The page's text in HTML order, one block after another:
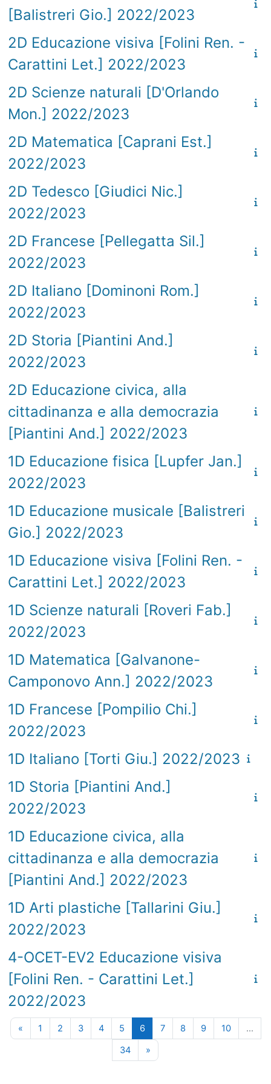
[Balistreri Gio.] 2022/2023
2D Educazione visiva [Folini Ren. -
Carattini Let.] 2022/2023
2D Scienze naturali [D'Orlando
Mon.] 2022/2023
2D Matematica [Caprani Est.]
2022/2023
2D Tedesco [Giudici Nic.]
2022/2023
2D Francese [Pellegatta Sil.]
2022/2023
2D Italiano [Dominoni Rom.]
2022/2023
2D Storia [Piantini And.]
2022/2023
2D Educazione civica, alla
cittadinanza e alla democrazia
[Piantini And.] 2022/2023
1D Educazione fisica [Lupfer Jan.]
2022/2023
1D Educazione musicale [Balistreri
Gio.] 2022/2023
1D Educazione visiva [Folini Ren. -
Carattini Let.] 2022/2023
1D Scienze naturali [Roveri Fab.]
2022/2023
1D Matematica [Galvanone-
Camponovo Ann.] 2022/2023
1D Francese [Pompilio Chi.]
2022/2023
1D Italiano [Torti Giu.] 2022/2023
1D Storia [Piantini And.]
2022/2023
1D Educazione civica, alla
cittadinanza e alla democrazia
[Piantini And.] 2022/2023
1D Arti plastiche [Tallarini Giu.]
2022/2023
4-OCET-EV2 Educazione visiva
[Folini Ren. - Carattini Let.]
2022/2023
«Pagina precedente
1 Pagina 1
2Pagina 2
3Pagina 3
4Pagina 4
5Pagina 5
6Pagina 6
7Pagina 7
8Pagina 8
9Pagina 9
10Pagina 10
…
34Pagina 34
»